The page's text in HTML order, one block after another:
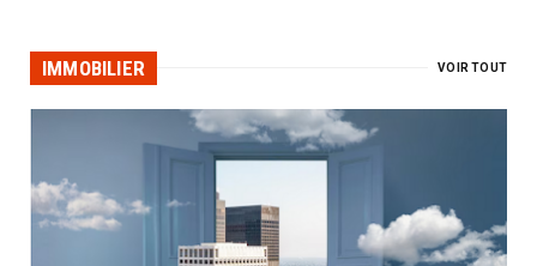
IMMOBILIER VOIR TOUT